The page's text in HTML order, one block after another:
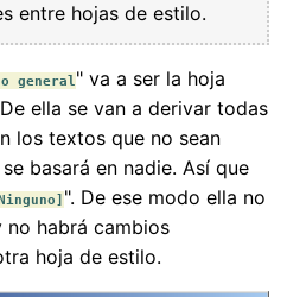
entre hojas de estilo.
general" va a ser la hoja
ella se van a derivar todas
los textos que no sean
basará en nadie. Así que
". De ese modo ella no
no habrá cambios
hoja de estilo.